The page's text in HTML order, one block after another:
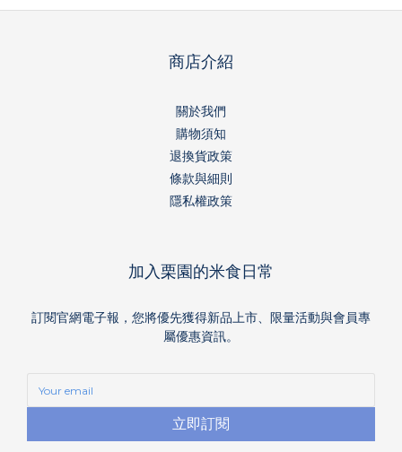
商店介紹
關於我們
購物須知
退換貨政策
條款與細則
隱私權政策
加入栗園的米食日常
訂閱官網電子報，您將優先獲得新品上市、限量活動與會員專
屬優惠資訊。
立即訂閱